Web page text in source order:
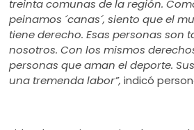
treinta comunas de la región.
peinamos ´canas´, siento que el
tiene derecho. Esas personas son
nosotros. Con los mismos
personas que aman el deporte.
una tremenda labor”,indicó